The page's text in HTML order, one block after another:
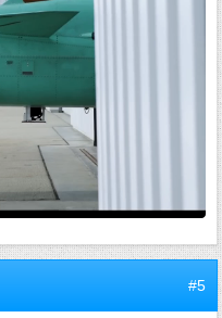
#5